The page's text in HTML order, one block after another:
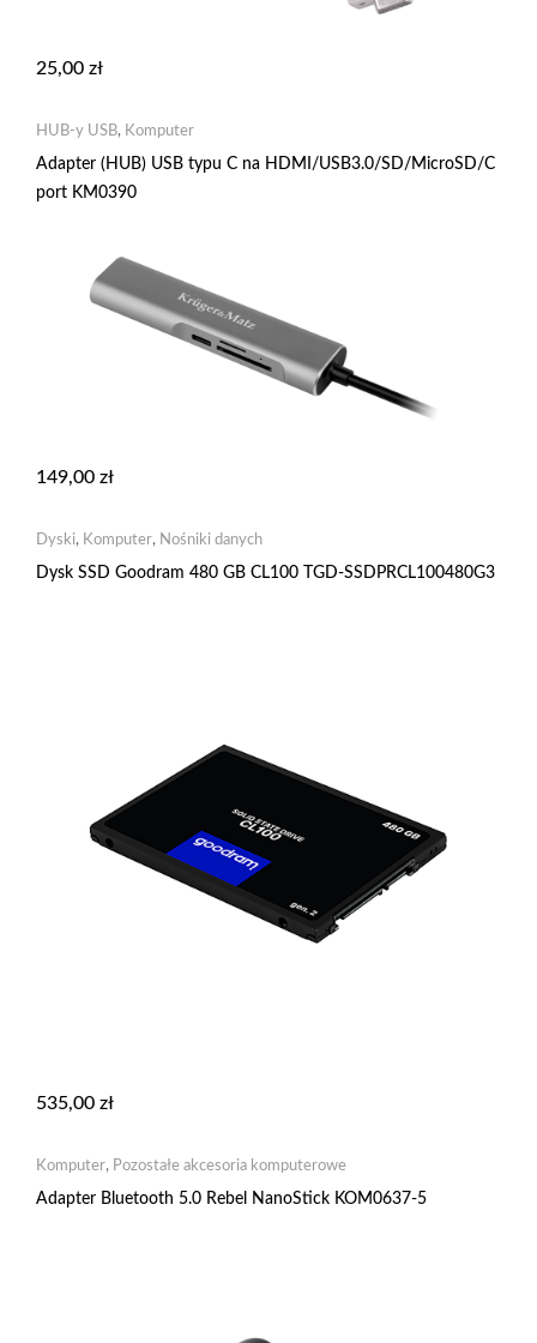
25,00 zł
HUB-y USB, Komputer
Adapter (HUB) USB typu C na HDMI/USB3.0/SD/MicroSD/C
port KM0390
149,00 zł
Dyski, Komputer, Nośniki danych
Dysk SSD Goodram 480 GB CL100 TGD-SSDPRCL100480G3
535,00 zł
Komputer, Pozostałe akcesoria komputerowe
Adapter Bluetooth 5.0 Rebel NanoStick KOM0637-5